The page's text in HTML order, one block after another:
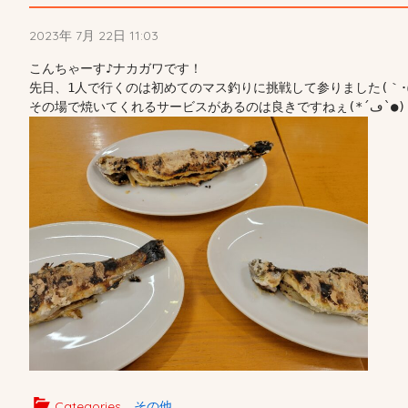
2023年 7月 22日 11:03
こんちゃーす♪ナカガワです！
先日、1人で行くのは初めてのマス釣りに挑戦して参りました(｀･